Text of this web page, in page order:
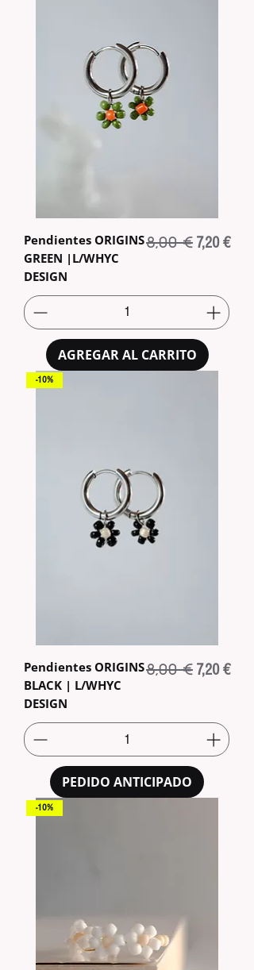
Pendientes ORIGINS
GREEN |L/WHYC
DESIGN
Precio
8,00 € Precio de
7,20 €
AGREGAR AL CARRITO
-10%
Pendientes ORIGINS
BLACK | L/WHYC
DESIGN
Precio
8,00 € Precio de
7,20 €
PEDIDO ANTICIPADO
-10%